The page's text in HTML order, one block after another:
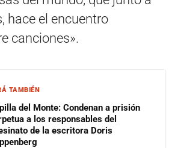
hace el encuentro
canciones».
TAMBIÉN
del Monte: Condenan a prisión
a los responsables del
de la escritora Doris